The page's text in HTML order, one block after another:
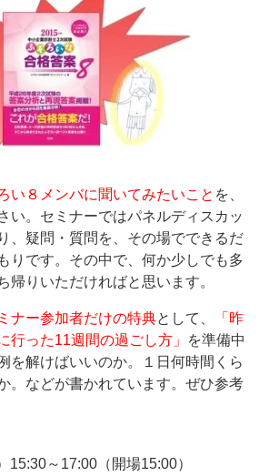
い８メンバに聞いてみたいこと を、
い。セミナーではパネルディスカッ
、疑問・質問を、その場でできるだ
りです。その中で、何か少しでも多
帰りいただければと思います。
ナー参加者だけの特典として、
「昨
行った11週間の過ごし方」
を準備中
を解けばいいのか。１日何時間くら
。などが書かれています。ぜひ参考
15:30～17:00（開場15:00）